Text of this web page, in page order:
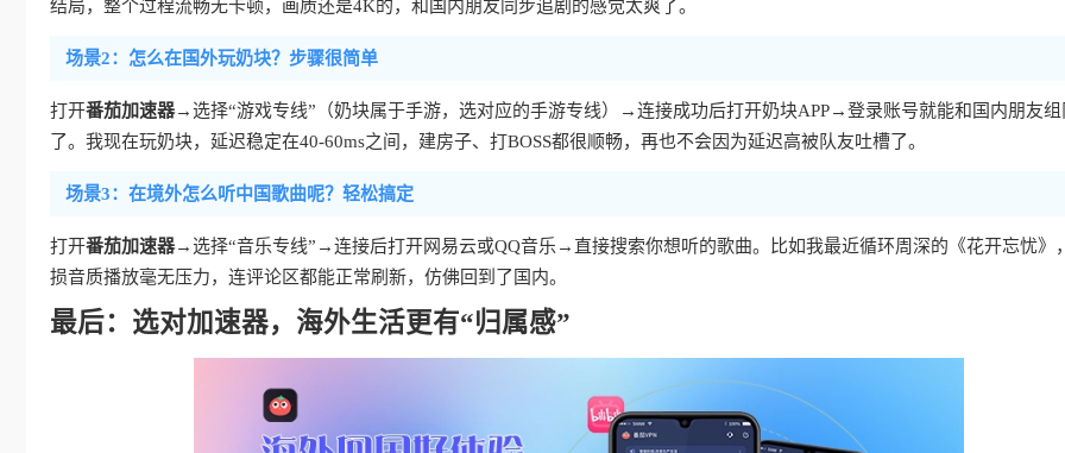
结局，整个过程流畅无卡顿，画质还是4K的，和国内朋友同步追剧的感觉太爽了。
场景2：怎么在国外玩奶块？步骤很简单
打开番茄加速器→选择“游戏专线”（奶块属于手游，选对应的手游专线）→连接成功后打开奶块APP→登录账号就能和国内朋友组
了。我现在玩奶块，延迟稳定在40-60ms之间，建房子、打BOSS都很顺畅，再也不会因为延迟高被队友吐槽了。
场景3：在境外怎么听中国歌曲呢？轻松搞定
打开番茄加速器→选择“音乐专线”→连接后打开网易云或QQ音乐→直接搜索你想听的歌曲。比如我最近循环周深的《花开忘忧》
损音质播放毫无压力，连评论区都能正常刷新，仿佛回到了国内。
最后：选对加速器，海外生活更有“归属感”